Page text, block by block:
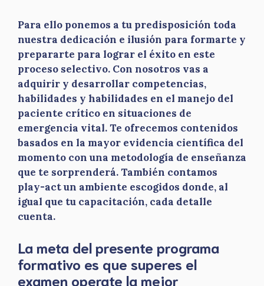
Para ello ponemos a tu predisposición toda
nuestra dedicación e ilusión para formarte y
prepararte para lograr el éxito en este
proceso selectivo. Con nosotros vas a
adquirir y desarrollar competencias,
habilidades y habilidades en el manejo del
paciente crítico en situaciones de
emergencia vital. Te ofrecemos contenidos
basados en la mayor evidencia científica del
momento con una metodología de enseñanza
que te sorprenderá. También contamos
play-act un ambiente escogidos donde, al
igual que tu capacitación, cada detalle
cuenta.
La meta del presente programa
formativo es que superes el
examen operate la mejor